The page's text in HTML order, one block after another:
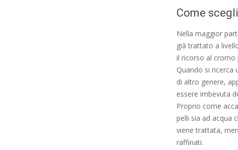
Come
Nella maggior
già trattato a
il ricorso al cromo
Quando si ricerca
di altro genere,
essere imbevuta
Proprio come
pelli sia ad acqua
viene trattata,
raffinati.